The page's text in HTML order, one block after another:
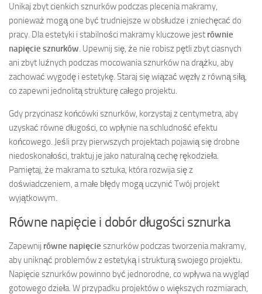
Unikaj zbyt cienkich sznurków podczas plecenia makramy,
ponieważ mogą one być trudniejsze w obsłudze i zniechęcać do
pracy. Dla estetyki i stabilności makramy kluczowe jest równie
napięcie sznurków. Upewnij się, że nie robisz pętli zbyt ciasnych
ani zbyt luźnych podczas mocowania sznurków na drążku, aby
zachować wygodę i estetykę. Staraj się wiązać węzły z równą siłą,
co zapewni jednolitą strukturę całego projektu.
Gdy przycinasz końcówki sznurków, korzystaj z centymetra, aby
uzyskać równe długości, co wpłynie na schludność efektu
końcowego. Jeśli przy pierwszych projektach pojawią się drobne
niedoskonałości, traktuj je jako naturalną cechę rękodzieła.
Pamiętaj, że makrama to sztuka, która rozwija się z
doświadczeniem, a małe błędy mogą uczynić Twój projekt
wyjątkowym.
Równe napięcie i dobór długości sznurka
Zapewnij równe napięcie sznurków podczas tworzenia makramy,
aby uniknąć problemów z estetyką i strukturą swojego projektu.
Napięcie sznurków powinno być jednorodne, co wpływa na wygląd
gotowego dzieła. W przypadku projektów o większych rozmiarach,